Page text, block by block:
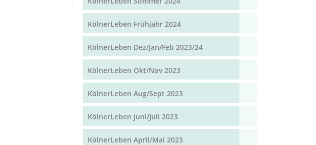
KölnerLeben Frühjahr 2024
KölnerLeben Dez/Jan/Feb 2023/24
KölnerLeben Okt/Nov 2023
KölnerLeben Aug/Sept 2023
KölnerLeben Juni/Juli 2023
KölnerLeben April/Mai 2023